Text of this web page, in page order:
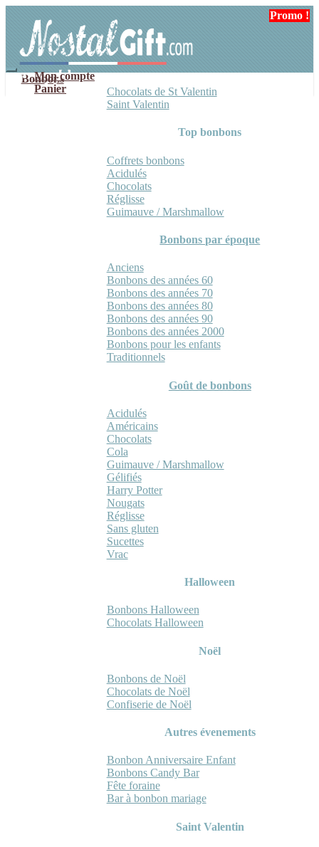
navigation
contenu
Mon compte
Panier
Bonbons
Chocolats de St Valentin
Saint Valentin
Top bonbons
Coffrets bonbons
Acidulés
Chocolats
Réglisse
Guimauve / Marshmallow
Bonbons par époque
Anciens
Bonbons des années 60
Bonbons des années 70
Bonbons des années 80
Bonbons des années 90
Bonbons des années 2000
Bonbons pour les enfants
Traditionnels
Goût de bonbons
Acidulés
Américains
Chocolats
Cola
Guimauve / Marshmallow
Gélifiés
Harry Potter
Nougats
Réglisse
Sans gluten
Sucettes
Vrac
Halloween
Bonbons Halloween
Chocolats Halloween
Noël
Bonbons de Noël
Chocolats de Noël
Confiserie de Noël
Autres évenements
Bonbon Anniversaire Enfant
Bonbons Candy Bar
Fête foraine
Bar à bonbon mariage
Saint Valentin
Promo !
Promo !
Promo !